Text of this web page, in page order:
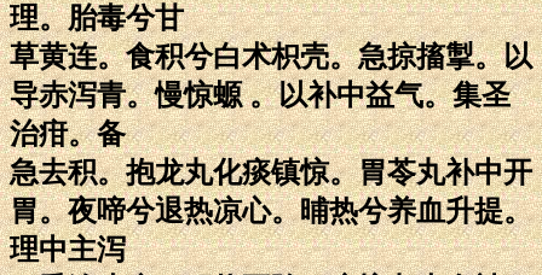
理。胎毒兮甘
草黄连。食积兮白术枳壳。急掠搐掣。以
导赤泻青。慢惊螈 。以补中益气。集圣
治疳。备
急去积。抱龙丸化痰镇惊。胃苓丸补中开
胃。夜啼兮退热凉心。晡热兮养血升提。
理中主泻